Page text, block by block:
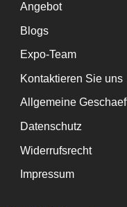
Angebot
Blogs
Expo-Team
Kontaktieren Sie uns
Allgemeine
Datenschutz
Widerrufsrecht
Impressum